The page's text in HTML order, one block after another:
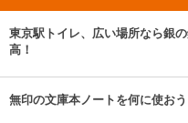
東京駅トイレ、広い場所なら銀
高！
無印の文庫本ノートを何に使おう